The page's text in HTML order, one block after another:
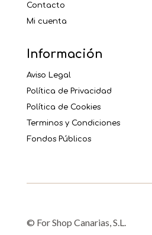
Contacto
Mi cuenta
Información
Aviso Legal
Política de Privacidad
Política de Cookies
Terminos y Condiciones
Fondos Públicos
© For Shop Canarias, S.L.